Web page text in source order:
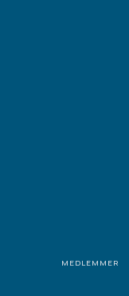
MEDLEMMER